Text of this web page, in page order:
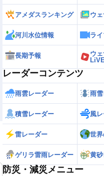
アメダスランキング ウ
河川水位情報 ラ
長期予報
ウ
レーダーコンテンツ
雨雲レーダー 雨
積雪レーダー 風
雷レーダー 世
ゲリラ雷雨レーダー 黄
防災・減災メニュー